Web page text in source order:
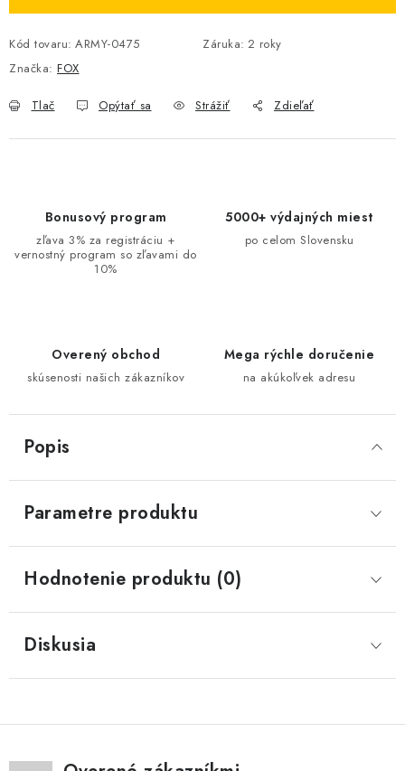
Kód tovaru: ARMY-0475 Záruka: 2 roky
Značka: FOX
Tlač Opýtať sa Strážiť Zdieľať
Bonusový program
zľava 3% za registráciu +
vernostný program so zľavami do
10%
5000+ výdajných miest
po celom Slovensku
Overený obchod
skúsenosti našich zákazníkov
Mega rýchle doručenie
na akúkoľvek adresu
Popis
Parametre produktu
Hodnotenie produktu (0)
Diskusia